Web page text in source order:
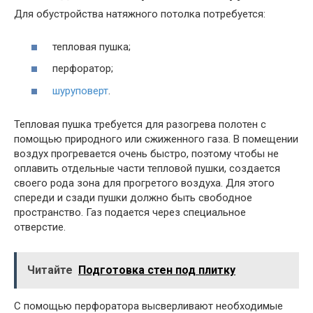
Для обустройства натяжного потолка потребуется:
тепловая пушка;
перфоратор;
шуруповерт.
Тепловая пушка требуется для разогрева полотен с
помощью природного или сжиженного газа. В помещении
воздух прогревается очень быстро, поэтому чтобы не
оплавить отдельные части тепловой пушки, создается
своего рода зона для прогретого воздуха. Для этого
спереди и сзади пушки должно быть свободное
пространство. Газ подается через специальное
отверстие.
Читайте Подготовка стен под плитку
С помощью перфоратора высверливают необходимые